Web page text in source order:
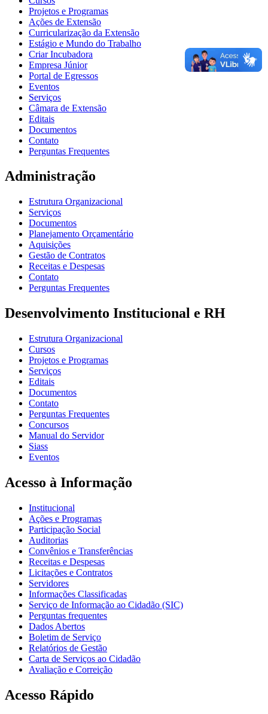
Projetos e Programas
Ações de Extensão
Curricularização da Extensão
Estágio e Mundo do Trabalho
Criar Incubadora
Empresa Júnior
Portal de Egressos
Eventos
Serviços
Câmara de Extensão
Editais
Documentos
Contato
Perguntas Frequentes
Administração
Estrutura Organizacional
Serviços
Documentos
Planejamento Orçamentário
Aquisições
Gestão de Contratos
Receitas e Despesas
Contato
Perguntas Frequentes
Desenvolvimento Institucional e RH
Estrutura Organizacional
Cursos
Projetos e Programas
Serviços
Editais
Documentos
Contato
Perguntas Frequentes
Concursos
Manual do Servidor
Siass
Eventos
Acesso à Informação
Institucional
Ações e Programas
Participação Social
Auditorias
Convênios e Transferências
Receitas e Despesas
Licitações e Contratos
Servidores
Informações Classificadas
Serviço de Informação ao Cidadão (SIC)
Perguntas frequentes
Dados Abertos
Boletim de Serviço
Relatórios de Gestão
Carta de Serviços ao Cidadão
Avaliação e Correição
Acesso Rápido